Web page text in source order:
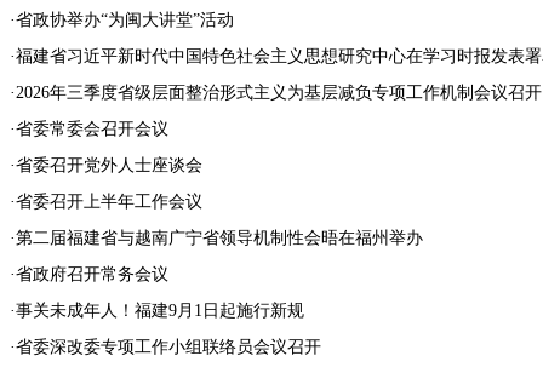
·省政协举办“为闽大讲堂”活动
·福建省习近平新时代中国特色社会主义思想研究中心在学习时报发表
·2026年三季度省级层面整治形式主义为基层减负专项工作机制会议召开
·省委常委会召开会议
·省委召开党外人士座谈会
·省委召开上半年工作会议
·第二届福建省与越南广宁省领导机制性会晤在福州举办
·省政府召开常务会议
·事关未成年人！福建9月1日起施行新规
·省委深改委专项工作小组联络员会议召开